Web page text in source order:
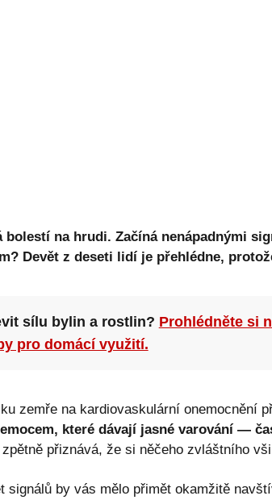
bolestí na hrudi. Začíná nenápadnými
Devět z deseti lidí je přehlédne,
sílu bylin a rostlin? Prohlédněte si
pro domácí využití.
zemře na kardiovaskulární onemocnění
které dávají jasné varování —
přiznává, že si něčeho zvláštního
signálů by vás mělo přimět okamžitě